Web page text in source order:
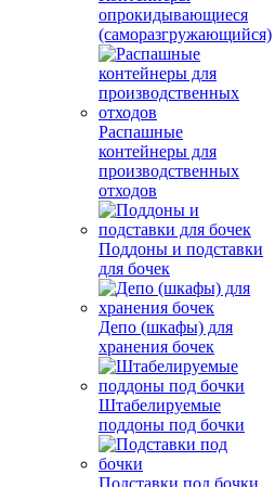
опрокидывающиеся
(саморазгружающийся)
Распашные
контейнеры для
производственных
отходов
Поддоны и подставки
для бочек
Депо (шкафы) для
хранения бочек
Штабелируемые
поддоны под бочки
Подставки под бочки